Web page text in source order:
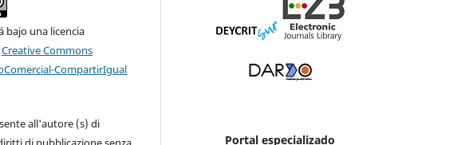
bajo una licencia
Creative Commons
CompartirIgual
all'autore (s) di
Portal especializado